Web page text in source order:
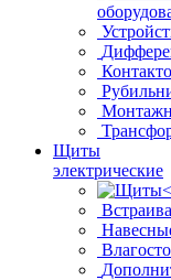
Щиты
электрические